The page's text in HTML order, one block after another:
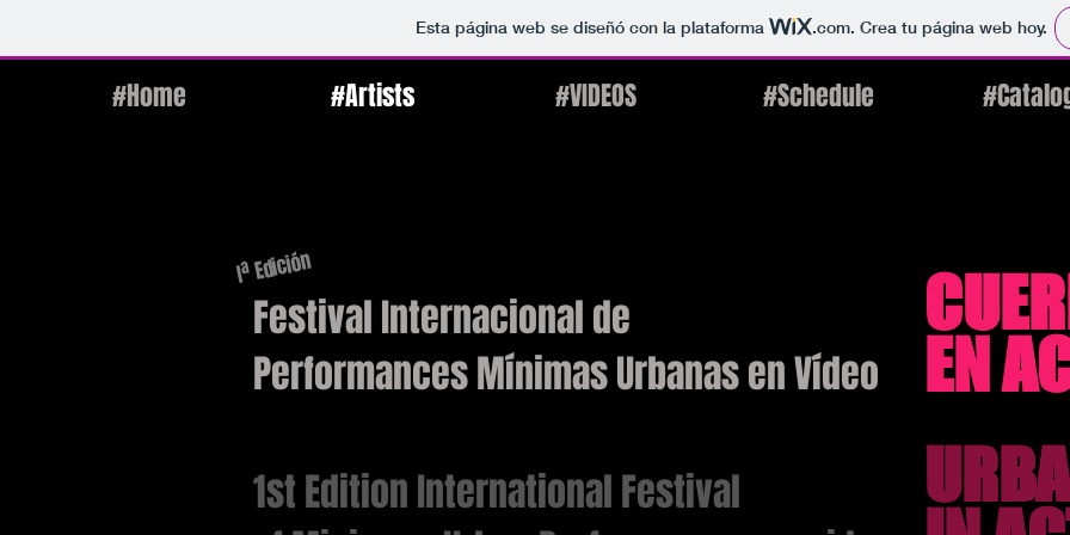
Esta página web se diseñó con la plataforma .com. Crea tu página web hoy.
#Home #Artists #VIDEOS #Schedule
Iª Edición
Festival Internacional de
Performances Mínimas Urbanas en Vídeo
EN
1st Edition International Festival